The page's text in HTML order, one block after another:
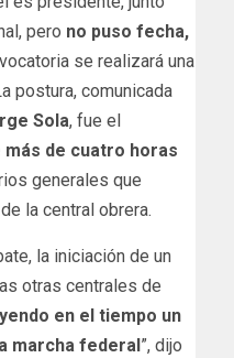
pero no puso fecha,
se realizará una
postura, comunicada
Sola, fue el
más de cuatro horas
generales que
la central obrera.
la iniciación de un
otras centrales de
en el tiempo un
marcha federal ”, dijo